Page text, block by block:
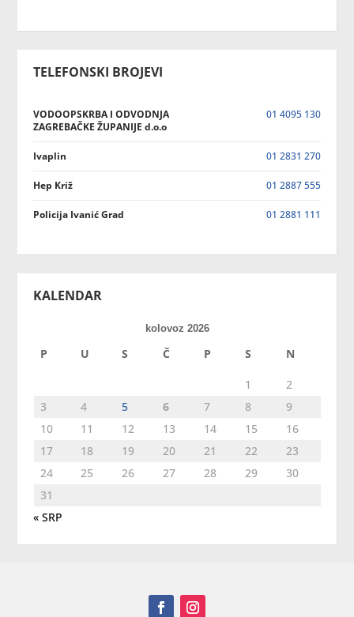
TELEFONSKI BROJEVI
VODOOPSKRBA I ODVODNJA
ZAGREBAČKE ŽUPANIJE d.o.o
01 4095 130
Ivaplin 01 2831 270
Hep Križ 01 2887 555
Policija Ivanić Grad 01 2881 111
KALENDAR
kolovoz 2026
P U S Č P S N
1
2
3
4 5 6 7 8
9
10
11 12 13 14 15
16
17
18 19 20 21 22
23
24
25 26 27 28 29
30
31
« SRP